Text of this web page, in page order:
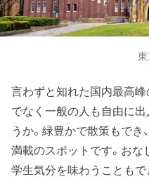
言わずと知れた国内最高峰
でなく一般の人も自由に
うか。緑豊かで散策もでき
満載のスポットです。おな
学生気分を味わうこともで